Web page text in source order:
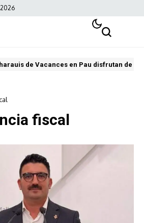
de Vacances en Pau disfrutan de
fiscal